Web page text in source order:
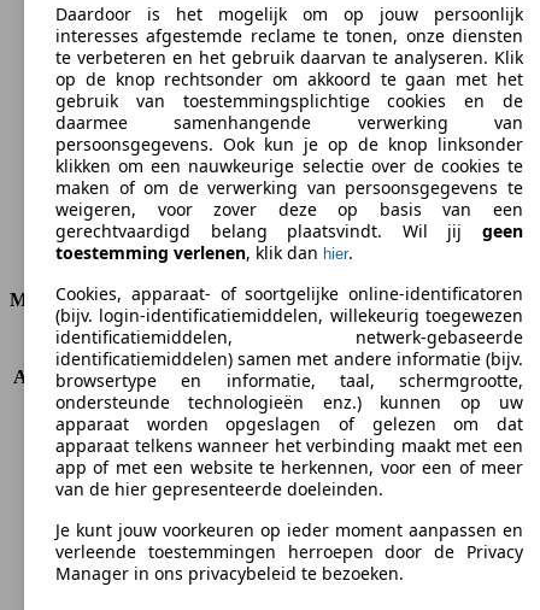
143 g/km
CO2-uitstoot (gem.)*
Ø 5.5 l/100km
Verbruik
Motor & Vermogen
KW (PS)
125 kW (170 PS)
Acceleratie (0-100 km/h)
Topsnelheid (km/h)
-
Aantal versnellingen
7
Koppel
400 nm
Cilinderinhoud
2143 ccm
Cilinders
4
Transmissie
Automatisch
Aandrijving
Vierwielaandrijving
Daardoor is het mogelijk om op jouw persoonlijk
interesses afgestemde reclame te tonen, onze diensten
te verbeteren en het gebruik daarvan te analyseren. Klik
op de knop rechtsonder om akkoord te gaan met het
gebruik van toestemmingsplichtige cookies en de
daarmee samenhangende verwerking van
persoonsgegevens. Ook kun je op de knop linksonder
klikken om een nauwkeurige selectie over de cookies te
maken of om de verwerking van persoonsgegevens te
weigeren, voor zover deze op basis van een
gerechtvaardigd belang plaatsvindt. Wil jij geen
toestemming verlenen, klik dan hier.
Cookies, apparaat- of soortgelijke online-identificatoren
(bijv. login-identificatiemiddelen, willekeurig toegewezen
identificatiemiddelen, netwerk-gebaseerde
identificatiemiddelen) samen met andere informatie (bijv.
browsertype en informatie, taal, schermgrootte,
ondersteunde technologieën enz.) kunnen op uw
apparaat worden opgeslagen of gelezen om dat
apparaat telkens wanneer het verbinding maakt met een
app of met een website te herkennen, voor een of meer
van de hier gepresenteerde doeleinden.
Je kunt jouw voorkeuren op ieder moment aanpassen en
verleende toestemmingen herroepen door de Privacy
Manager in ons privacybeleid te bezoeken.